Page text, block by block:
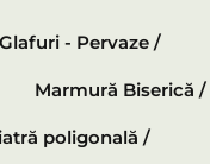
Glafuri - Pervaze /
Marmură Biserică /
poligonală /